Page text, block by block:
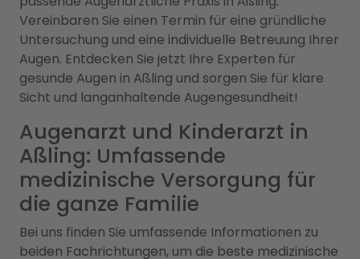
Vereinbaren Sie einen Termin für eine gründliche
Untersuchung und eine individuelle Betreuung Ihrer
Augen. Entdecken Sie jetzt Ihre Experten für
gesunde Augen in Aßling und sorgen Sie für klare
Sicht und langanhaltende Augengesundheit!
Augenarzt und Kinderarzt in
Aßling: Umfassende
medizinische Versorgung für
die ganze Familie
Bei uns finden Sie umfassende Informationen zu
beiden Fachrichtungen, um die beste medizinische